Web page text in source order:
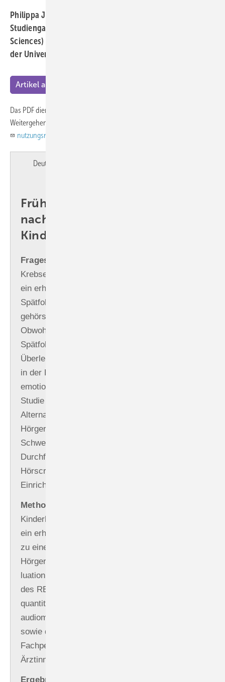
Philippa Jörger – Kurzbeitrag zur Doktorarbeit im
Studiengang Gesundheitswissenschaften (Public Health
Sciences) am Institut für Sozial- und Präventivmedizin
der Universität Bern
Artikel als PDF
Das PDF dient ausschließlich dem persönlichen Gebrauch! -
Weitergehende Rechte bitte anfragen unter:
nutzungsrechte@asu-arbeitsmedizin.com
Deutsch
Früherkennung von Hörverlust
nach einer Krebserkrankung im
Kindesalter
Fragestellung:
Krebserkrankung als Kind überlebt ­haben, haben
ein erhöhtes Risiko für therapiebedingte
Spätfolgen, darunter Hörverlust nach
gehörschädigender (ototoxischer) Behandlung.
Obwohl eine frühzeitige Erkennung solcher
Spätfolgen wichtig ist, nehmen viele erwachsene
Überlebende nicht an Nachsorgeuntersuchungen
in der Klinik teil, da die Besuche logistisch oder
emotional belastend sein können. In unserer
Studie offerierten wir den Teilnehmenden eine
Alternative: ein Hörscreening in
Hörgerätefachgeschäften in der ganzen
Schweiz. Ziel der Studie war es, die
Durchführbarkeit eines niedrigschwelligen
Hörscreenings außerhalb klinischer
Einrichtungen zu untersuchen.
Methode:
Kinderkrebsregister, die aufgrund ihrer Therapien
ein erhöhtes Risiko für Hörverlust haben, wurden
zu einem kostenlosen Hörtest in einem
Hörgerätefachgeschäft eingeladen. Die Eva­
luation des Screening-Ansatzes erfolgte mithilfe
des RE-AIM-Frameworks und umfasste
quantitative Daten zu Teilnahme,
audiometrischen Ergebnissen und Fragebögen
sowie qualitative Interviews mit Teilnehmenden,
Fachpersonal der Hörgerätefachgeschäfte sowie
Ärztinnen und Ärzten.
Ergebnisse: